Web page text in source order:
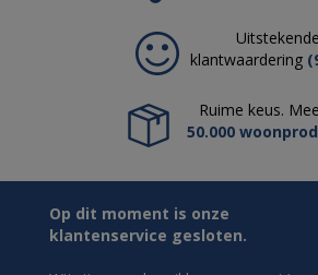
Uitstekende
klantwaardering
Ruime keus.
50.000
Op dit moment is onze
klantenservice gesloten.